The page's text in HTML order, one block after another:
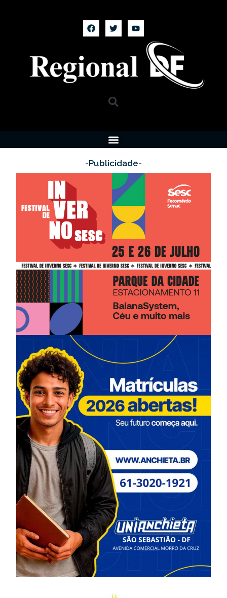
-Publicidade-